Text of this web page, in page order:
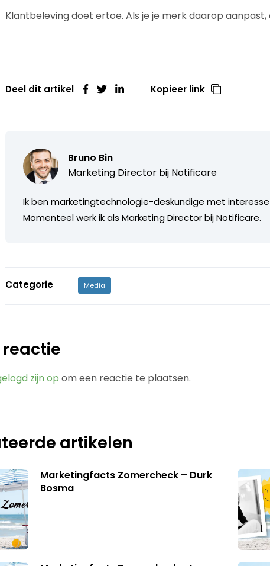
Klantbeleving doet ertoe. Als je je merk daarop
Deel dit artikel Kopieer link
Bruno Bin
Marketing Director bij Notificare
Ik ben marketingtechnologie-deskundige met
Momenteel werk ik als Marketing Director bij Notificare.
Categorie Media
zijn op om een reactie te plaatsen.
artikelen
Marketingfacts Zomercheck – Durk
Bosma